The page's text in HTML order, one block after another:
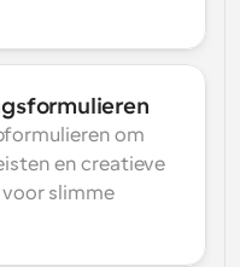
om
en creatieve
slimme